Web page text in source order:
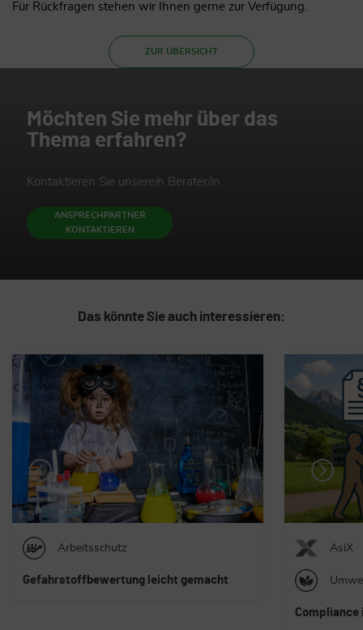
Für Rückfragen stehen wir Ihnen gerne zur Verfügung.
ZUR ÜBERSICHT
Möchten Sie mehr über das
Thema erfahren?
Kontaktieren Sie unsere/n Berater/in
ANSPRECHPARTNER
KONTAKTIEREN
Das könnte Sie auch interessieren:
AsiX
Umweltschutz
Starke